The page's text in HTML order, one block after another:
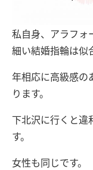
私自身、アラフォ
細い結婚指輪は似
年相応に高級感の
ります。
下北沢に行くと違
す。
女性も同じです。